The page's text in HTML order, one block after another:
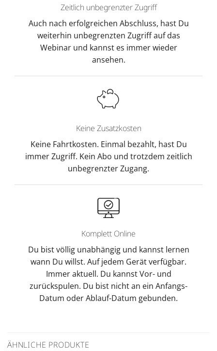
Zeitlich unbegrenzter Zugriff
Auch nach erfolgreichen Abschluss, hast Du
weiterhin unbegrenzten Zugriff auf das
Webinar und kannst es immer wieder
ansehen.
Keine Zusatzkosten
Keine Fahrtkosten. Einmal bezahlt, hast Du
immer Zugriff. Kein Abo und trotzdem zeitlich
unbegrenzter Zugang.
Komplett Online
Du bist völlig unabhängig und kannst lernen
wann Du willst. Auf jedem Gerät verfügbar.
Immer aktuell. Du kannst Vor- und
zurückspulen. Du bist nicht an ein Anfangs-
Datum oder Ablauf-Datum gebunden.
ÄHNLICHE PRODUKTE